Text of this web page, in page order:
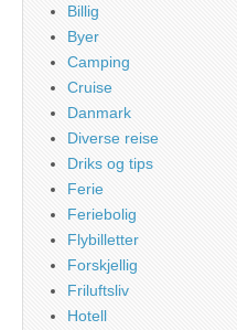
Billig
Byer
Camping
Cruise
Danmark
Diverse reise
Driks og tips
Ferie
Feriebolig
Flybilletter
Forskjellig
Friluftsliv
Hotell